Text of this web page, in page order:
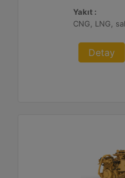
Yakıt :
CNG, LNG,
Detay